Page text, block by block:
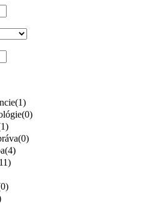
(1)
(0)
(0)
(4)